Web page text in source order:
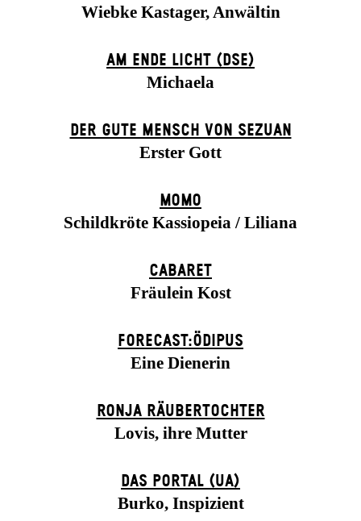
Wiebke Kastager, Anwältin
AM ENDE LICHT (DSE)
Michaela
DER GUTE MENSCH VON SEZUAN
Erster Gott
MOMO
Schildkröte Kassiopeia / Liliana
CABARET
Fräulein Kost
FORECAST:ÖDIPUS
Eine Dienerin
RONJA RÄUBER­TOCHTER
Lovis, ihre Mutter
DAS POR­TAL (UA)
Burko, Inspizient